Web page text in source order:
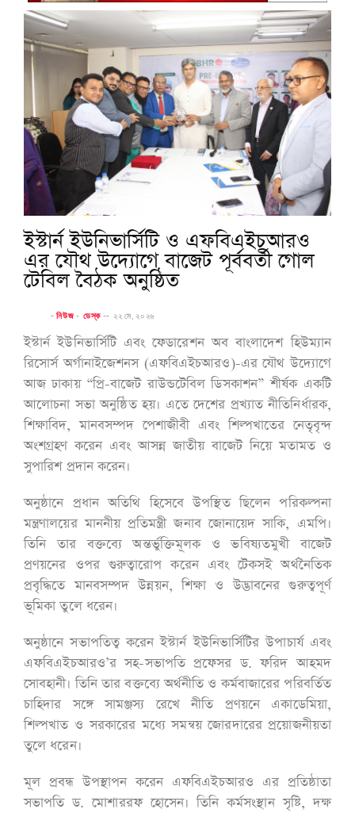
ইস্টার্ন ইউনিভার্সিটি ও এফবিএইচআরও
এর যৌথ উদ্যোগে বাজেট পূর্ববর্তী গোল
টেবিল বৈঠক অনুষ্ঠিত
-নিউজ - ডেস্ক -- ২২ মে, ২০২৬
ইস্টার্ন ইউনিভার্সিটি এবং ফেডারেশন অব বাংলাদেশ হিউম্যান
রিসোর্স অর্গানাইজেশনস (এফবিএইচআরও)-এর যৌথ উদ্যোগে
আজ ঢাকায় “প্রি-বাজেট রাউন্ডটেবিল ডিসকাশন” শীর্ষক একটি
আলোচনা সভা অনুষ্ঠিত হয়। এতে দেশের প্রখ্যাত নীতিনির্ধারক,
শিক্ষাবিদ, মানবসম্পদ পেশাজীবী এবং শিল্পখাতের নেতৃবৃন্দ
অংশগ্রহণ করেন এবং আসন্ন জাতীয় বাজেট নিয়ে মতামত ও
সুপারিশ প্রদান করেন।
অনুষ্ঠানে প্রধান অতিথি হিসেবে উপস্থিত ছিলেন পরিকল্পনা
মন্ত্রণালয়ের মাননীয় প্রতিমন্ত্রী জনাব জোনায়েদ সাকি, এমপি।
তিনি তার বক্তব্যে অন্তর্ভুক্তিমূলক ও ভবিষ্যতমুখী বাজেট
প্রণয়নের ওপর গুরুত্বারোপ করেন এবং টেকসই অর্থনৈতিক
প্রবৃদ্ধিতে মানবসম্পদ উন্নয়ন, শিক্ষা ও উদ্ভাবনের গুরুত্বপূর্ণ
ভূমিকা তুলে ধরেন।
অনুষ্ঠানে সভাপতিত্ব করেন ইস্টার্ন ইউনিভার্সিটির উপাচার্য এবং
এফবিএইচআরও’র সহ-সভাপতি প্রফেসর ড. ফরিদ আহমদ
সোবহানী। তিনি তার বক্তব্যে অর্থনীতি ও কর্মবাজারের পরিবর্তিত
চাহিদার সঙ্গে সামঞ্জস্য রেখে নীতি প্রণয়নে একাডেমিয়া,
শিল্পখাত ও সরকারের মধ্যে সমন্বয় জোরদারের প্রয়োজনীয়তা
তুলে ধরেন।
মূল প্রবন্ধ উপস্থাপন করেন এফবিএইচআরও এর প্রতিষ্ঠাতা
সভাপতি ড. মোশাররফ হোসেন। তিনি কর্মসংস্থান সৃষ্টি, দক্ষ